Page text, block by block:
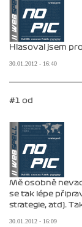
Hlasoval jsem
30.01.2012 - 16:40
#1 od
Mě osobně
se tak lépe
strategie, atd).
30.01.2012 - 16:09